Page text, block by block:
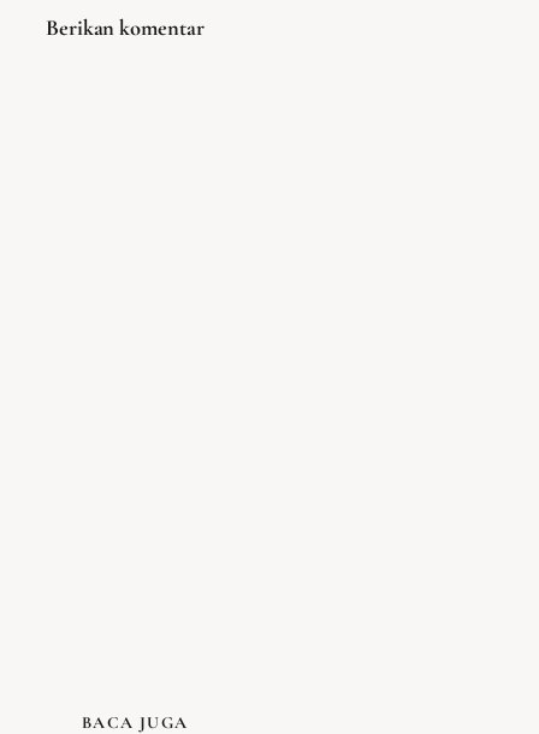
Berikan komentar
BACA JUGA